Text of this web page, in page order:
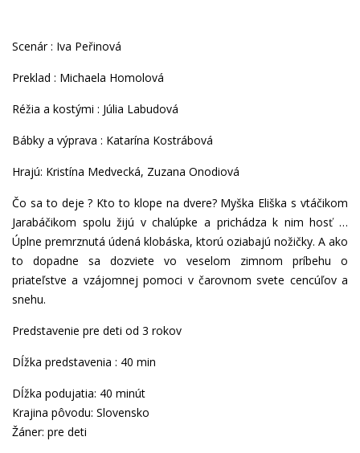
Scenár : Iva Peřinová
Preklad : Michaela Homolová
Réžia a kostými : Júlia Labudová
Bábky a výprava : Katarína Kostrábová
Hrajú: Kristína Medvecká, Zuzana Onodiová
Čo sa to deje ? Kto to klope na dvere? Myška Eliška s vtáčikom
Jarabáčikom spolu žijú v chalúpke a prichádza k nim hosť …
Úplne premrznutá údená klobáska, ktorú oziabajú nožičky. A ako
to dopadne sa dozviete vo veselom zimnom príbehu o
priateľstve a vzájomnej pomoci v čarovnom svete cencúľov a
snehu.
Predstavenie pre deti od 3 rokov
Dĺžka predstavenia : 40 min
Dĺžka podujatia: 40 minút
Krajina pôvodu: Slovensko
Žáner: pre deti